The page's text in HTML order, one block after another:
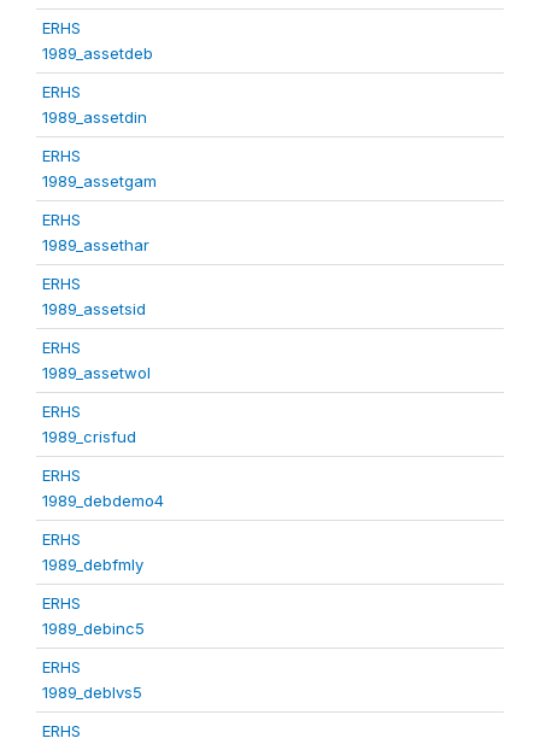
ERHS
1989_assetdeb
ERHS
1989_assetdin
ERHS
1989_assetgam
ERHS
1989_assethar
ERHS
1989_assetsid
ERHS
1989_assetwol
ERHS
1989_crisfud
ERHS
1989_debdemo4
ERHS
1989_debfmly
ERHS
1989_debinc5
ERHS
1989_deblvs5
ERHS